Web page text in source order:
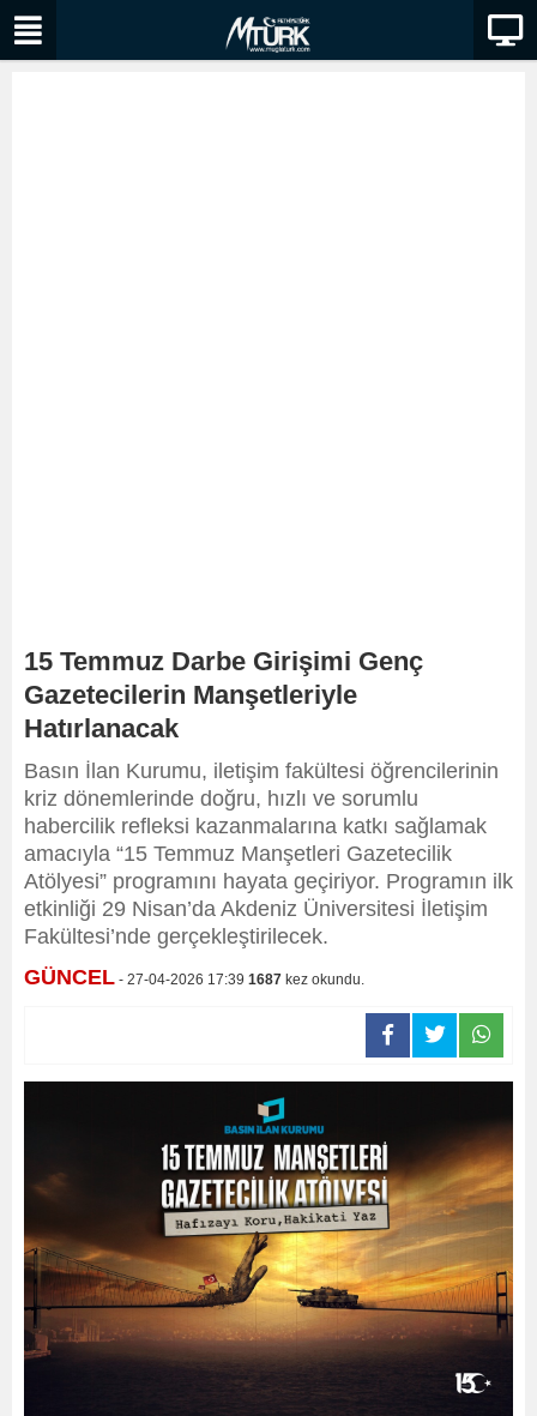
15 Temmuz Darbe Girişimi Genç
Gazetecilerin Manşetleriyle
Hatırlanacak
Basın İlan Kurumu, iletişim fakültesi öğrencilerinin
kriz dönemlerinde doğru, hızlı ve sorumlu
habercilik refleksi kazanmalarına katkı sağlamak
amacıyla “15 Temmuz Manşetleri Gazetecilik
Atölyesi” programını hayata geçiriyor. Programın ilk
etkinliği 29 Nisan’da Akdeniz Üniversitesi İletişim
Fakültesi’nde gerçekleştirilecek.
GÜNCEL - 27-04-2026 17:39 1687 kez okundu.